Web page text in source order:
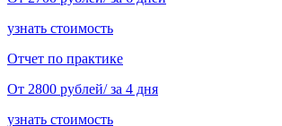
узнать стоимость
Отчет по практике
От 2800 рублей/ за 4 дня
узнать стоимость